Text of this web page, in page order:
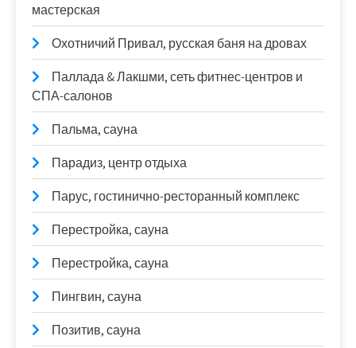
мастерская
Охотничий Привал, русская баня на дровах
Паллада & Лакшми, сеть фитнес-центров и
СПА-салонов
Пальма, сауна
Парадиз, центр отдыха
Парус, гостинично-ресторанный комплекс
Перестройка, сауна
Перестройка, сауна
Пингвин, сауна
Позитив, сауна